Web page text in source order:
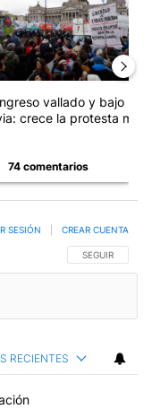
vallado y bajo la
crece la protesta mi...
74 comentarios
SIGA ESTA
SEGUIR
SESIÓN CREAR CUENTA
RECIENTES